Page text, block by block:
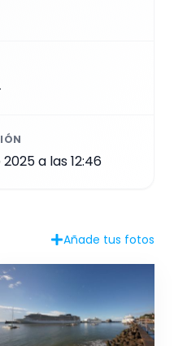
a las 12:46
Añade tus fotos